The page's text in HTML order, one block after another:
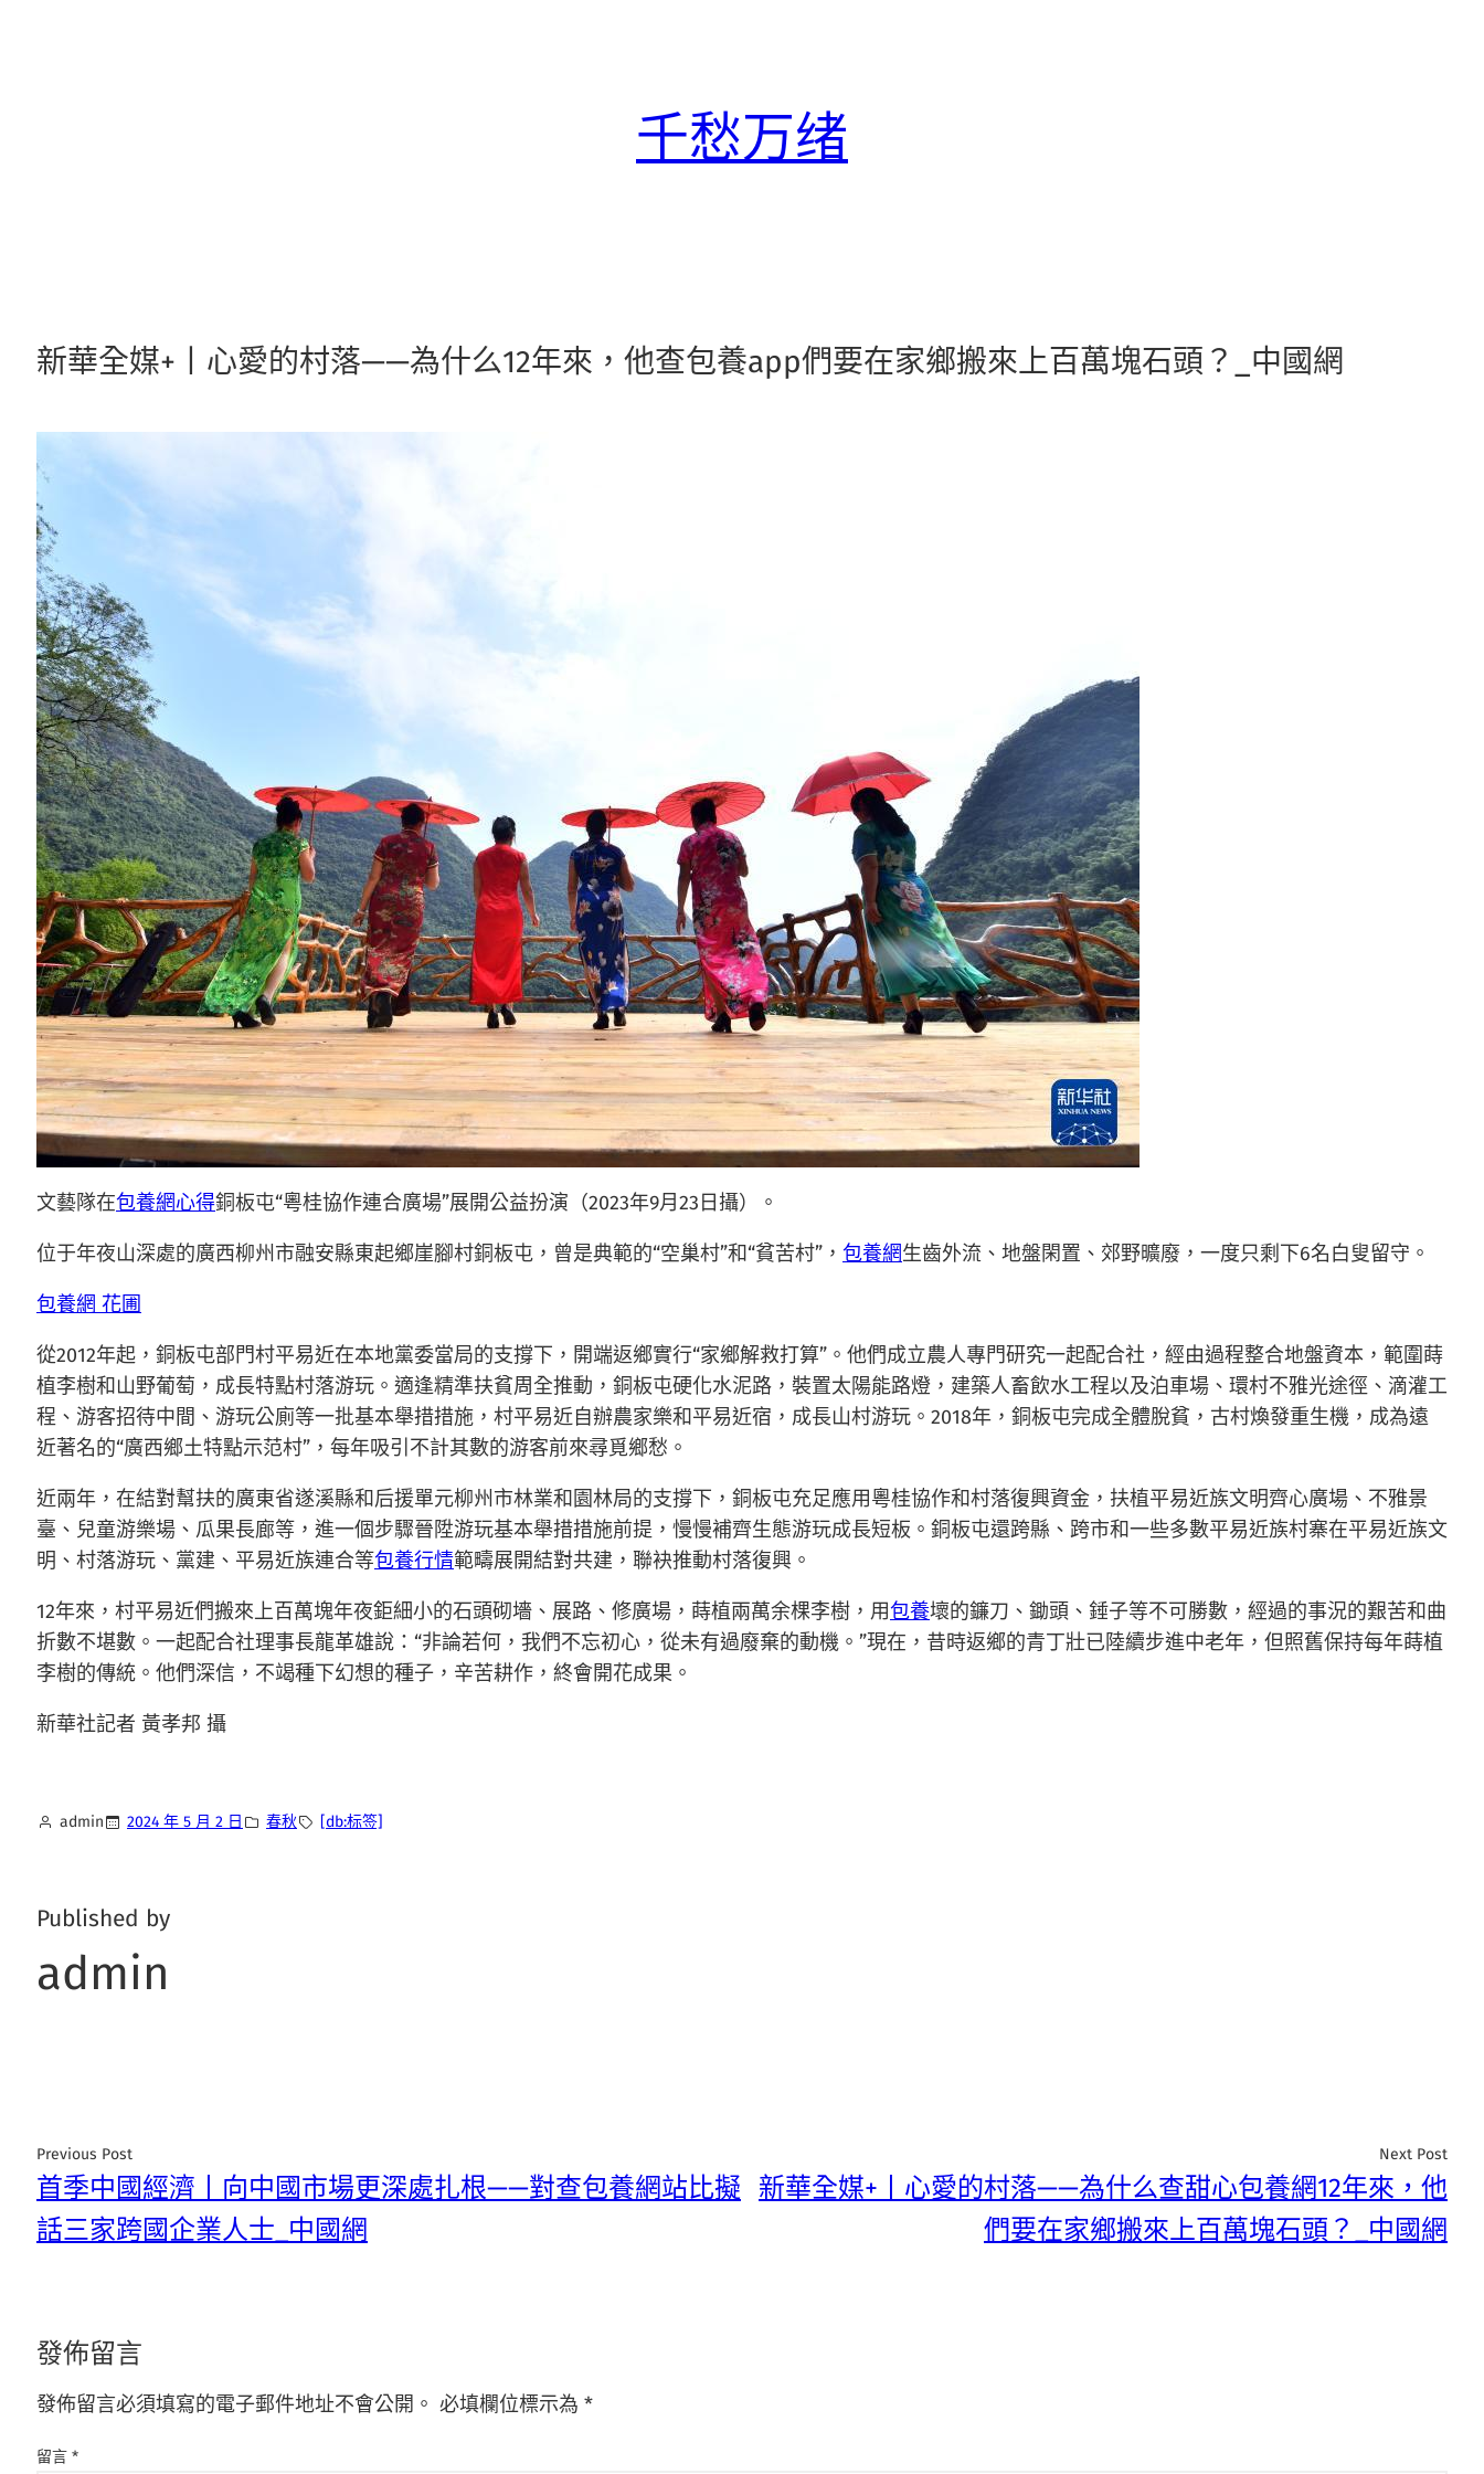
千愁万绪
新華全媒+丨心愛的村落——為什么12年來，他查包養app們要在家鄉搬來上百萬塊石頭？_中國網
文藝隊在包養網心得銅板屯“粵桂協作連合廣場”展開公益扮演（2023年9月23日攝）。
位于年夜山深處的廣西柳州市融安縣東起鄉崖腳村銅板屯，曾是典範的“空巢村”和“貧苦村”， 包養網生齒外流、地盤閑置、郊野曠廢，一度只剩下6名白叟留守。
包養網 花圃
從2012年起，銅板屯部門村平易近在本地黨委當局的支撐下，開端返鄉實行“家鄉解救打算”。他們成立農人專門研究一起配合社，經由過程整合地盤資本，範圍蒔
植李樹和山野葡萄，成長特點村落游玩。適逢精準扶貧周全推動，銅板屯硬化水泥路，裝置太陽能路燈，建築人畜飲水工程以及泊車場、環村不雅光途徑、滴灌工
程、游客招待中間、游玩公廁等一批基本舉措措施，村平易近自辦農家樂和平易近宿，成長山村游玩。2018年，銅板屯完成全體脫貧，古村煥發重生機，成為遠
近著名的“廣西鄉土特點示范村”，每年吸引不計其數的游客前來尋覓鄉愁。
近兩年，在結對幫扶的廣東省遂溪縣和后援單元柳州市林業和園林局的支撐下，銅板屯充足應用粵桂協作和村落復興資金，扶植平易近族文明齊心廣場、不雅景
臺、兒童游樂場、瓜果長廊等，進一個步驟晉陞游玩基本舉措措施前提，慢慢補齊生態游玩成長短板。銅板屯還跨縣、跨市和一些多數平易近族村寨在平易近族文
明、村落游玩、黨建、平易近族連合等包養行情範疇展開結對共建，聯袂推動村落復興。
12年來，村平易近們搬來上百萬塊年夜鉅細小的石頭砌墻、展路、修廣場，蒔植兩萬余棵李樹，用包養壞的鐮刀、鋤頭、錘子等不可勝數，經過的事況的艱苦和曲
折數不堪數。一起配合社理事長龍革雄說：“非論若何，我們不忘初心，從未有過廢棄的動機。”現在，昔時返鄉的青丁壯已陸續步進中老年，但照舊保持每年蒔植
李樹的傳統。他們深信，不竭種下幻想的種子，辛苦耕作，終會開花成果。
新華社記者 黃孝邦 攝
admin 2024 年 5 月 2 日 春秋 [db:标签]
Published by
admin
Previous Post
首季中國經濟丨向中國市場更深處扎根——對查包養網站比擬
話三家跨國企業人士_中國網
Next Post
新華全媒+丨心愛的村落——為什么查甜心包養網12年來，他
們要在家鄉搬來上百萬塊石頭？_中國網
發佈留言
發佈留言必須填寫的電子郵件地址不會公開。 必填欄位標示為 *
留言 *